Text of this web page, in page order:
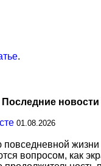
.
Последние новости
01.08.2026
вопросом, как